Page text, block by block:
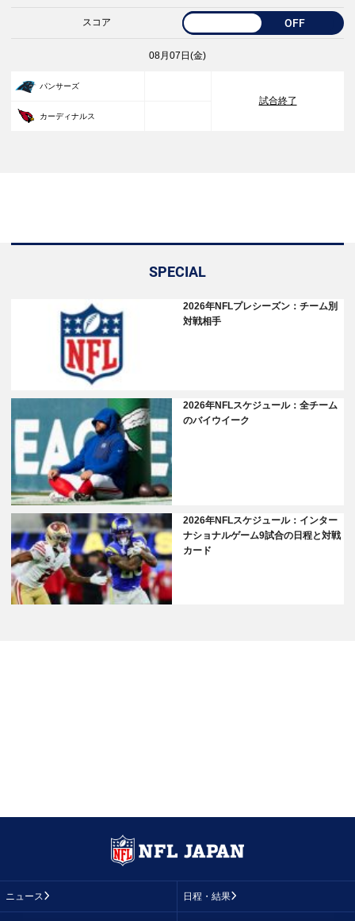
スコア OFF
08月07日(金)
パンサーズ
試合終了
カーディナルス
SPECIAL
2026年NFLプレシーズン：チーム別
対戦相手
2026年NFLスケジュール：全チーム
のバイウイーク
2026年NFLスケジュール：インター
ナショナルゲーム9試合の日程と対戦
カード
ニュース 日程・結果